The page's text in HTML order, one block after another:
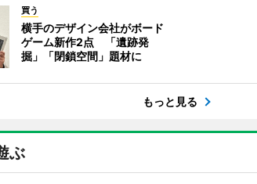
買う
横手のデザイン会社がボード
ゲーム新作2点 「遺跡発
掘」「閉鎖空間」題材に
もっと見る
ぶ